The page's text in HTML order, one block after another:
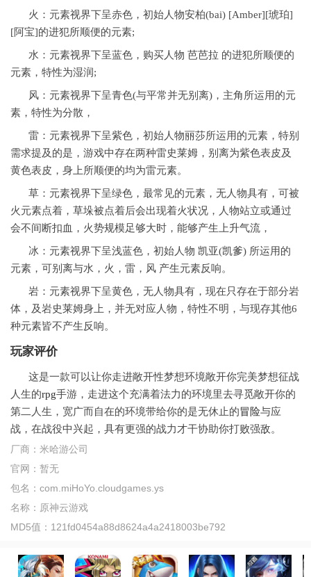
火：元素视界下呈赤色，初始人物安柏(bai) [Amber][琥珀]
[阿宝]的进犯所顺便的元素;
水：元素视界下呈蓝色，购买人物 芭芭拉 的进犯所顺便的
元素，特性为湿润;
风：元素视界下呈青色(与平常并无别离)，主角所运用的元
素，特性为分散，
雷：元素视界下呈紫色，初始人物丽莎所运用的元素，特别
需求提及的是，游戏中存在两种雷史莱姆，别离为紫色表皮及
黄色表皮，身上所顺便的均为雷元素。
草：元素视界下呈绿色，最常见的元素，无人物具有，可被
火元素点着，草垛被点着后会出现着火状况，人物站立或通过
会不间断扣血，火势规模足够大时，能够产生上升气流，
冰：元素视界下呈浅蓝色，初始人物 凯亚(凯爹) 所运用的
元素，可别离与水，火，雷，风 产生元素反响。
岩：元素视界下呈黄色，无人物具有，现在只存在于部分岩
体，及岩史莱姆身上，并无对应人物，特性不明，与现存其他6
种元素皆不产生反响。
玩家评价
这是一款可以让你走进敞开性梦想环境敞开你完美梦想征战
人生的rpg手游，走进这个充满着法力的环境里去寻觅敞开你的
第二人生，宽广而自在的环境带给你的是无休止的冒险与应
战，在战役中兴起，具有更强的战力才干协助你打败强敌。
厂商： 米哈游公司
官网： 暂无
包名： com.miHoYo.cloudgames.ys
名称： 原神云游戏
MD5值： 121fd0454a88d8624a4a2418003be792